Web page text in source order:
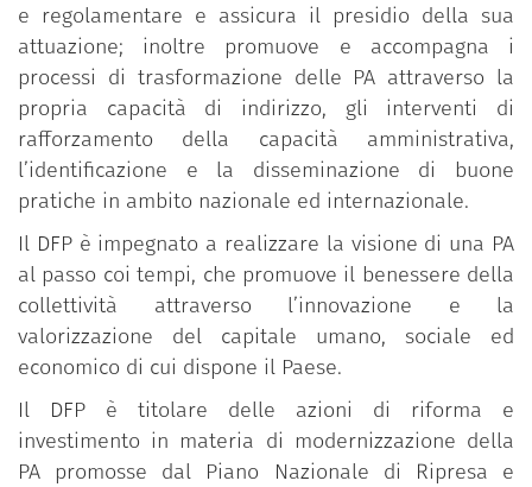
e regolamentare e assicura il presidio della sua
attuazione; inoltre promuove e accompagna i
processi di trasformazione delle PA attraverso la
propria capacità di indirizzo, gli interventi di
rafforzamento della capacità amministrativa,
l’identificazione e la disseminazione di buone
pratiche in ambito nazionale ed internazionale.
Il DFP è impegnato a realizzare la visione di una PA
al passo coi tempi, che promuove il benessere della
collettività attraverso l’innovazione e la
valorizzazione del capitale umano, sociale ed
economico di cui dispone il Paese.
Il DFP è titolare delle azioni di riforma e
investimento in materia di modernizzazione della
PA promosse dal Piano Nazionale di Ripresa e